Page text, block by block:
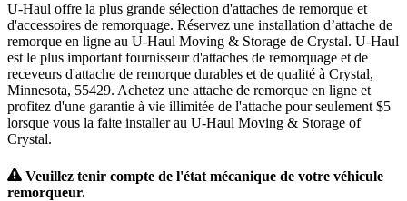
U-Haul offre la plus grande sélection d'attaches de remorque et
d'accessoires de remorquage. Réservez une installation d’attache de
remorque en ligne au U-Haul Moving & Storage de Crystal. U-Haul
est le plus important fournisseur d'attaches de remorquage et de
receveurs d'attache de remorque durables et de qualité à Crystal,
Minnesota, 55429. Achetez une attache de remorque en ligne et
profitez d'une garantie à vie illimitée de l'attache pour seulement $5
lorsque vous la faite installer au U-Haul Moving & Storage of
Crystal.
Veuillez tenir compte de l'état mécanique de votre véhicule
remorqueur.